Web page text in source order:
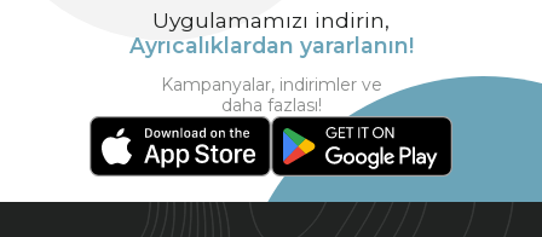
Uygulamamızı indirin,
Ayrıcalıklardan yararlanın!
Kampanyalar, indirimler ve
daha fazlası!